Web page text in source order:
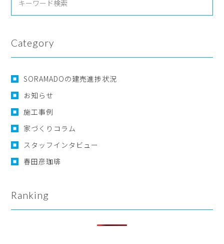
Category
SORAMADOの建売進捗状況
お知らせ
施工事例
家づくりコラム
スタッフインタビュー
春田彦珈琲
Ranking